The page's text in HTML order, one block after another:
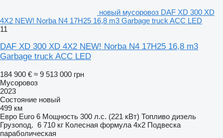
новый мусоровоз DAF XD 300 XD
4X2 NEW! Norba N4 17H25 16,8 m3 Garbage truck ACC LED
11
DAF XD 300 XD 4X2 NEW! Norba N4 17H25 16,8 m3
Garbage truck ACC LED
184 900 € ≈ 9 513 000 грн
Мусоровоз
2023
Состояние новый
499 км
Евро Euro 6 Мощность 300 л.с. (221 кВт) Топливо дизель
Грузопод. 6 710 кг Колесная формула 4x2 Подвеска
параболическая